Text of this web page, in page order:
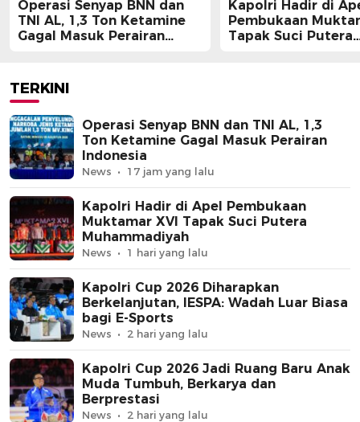
Operasi Senyap BNN dan
TNI AL, 1,3 Ton Ketamine
Gagal Masuk Perairan
Kapolri Hadir di
Pembukaan
Tapak Suci Putera
TERKINI
Operasi Senyap BNN dan TNI AL, 1,3
Ton Ketamine Gagal Masuk Perairan
Indonesia
News 17 jam yang lalu
Kapolri Hadir di Apel Pembukaan
Muktamar XVI Tapak Suci Putera
Muhammadiyah
News 1 hari yang lalu
Kapolri Cup 2026 Diharapkan
Berkelanjutan, IESPA: Wadah Luar Biasa
bagi E-Sports
News 2 hari yang lalu
Kapolri Cup 2026 Jadi Ruang Baru Anak
Muda Tumbuh, Berkarya dan
Berprestasi
News 2 hari yang lalu